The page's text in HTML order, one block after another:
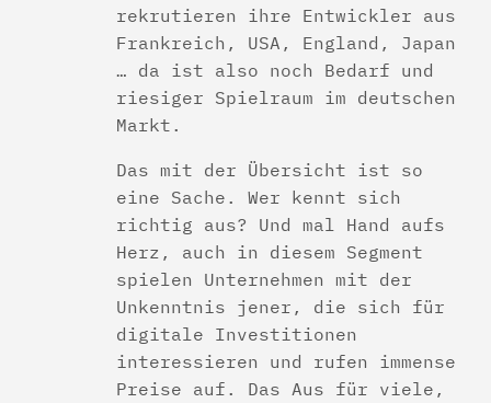
rekrutieren ihre Entwickler aus
Frankreich, USA, England, Japan
… da ist also noch Bedarf und
riesiger Spielraum im deutschen
Markt.
Das mit der Übersicht ist so
eine Sache. Wer kennt sich
richtig aus? Und mal Hand aufs
Herz, auch in diesem Segment
spielen Unternehmen mit der
Unkenntnis jener, die sich für
digitale Investitionen
interessieren und rufen immense
Preise auf. Das Aus für viele,